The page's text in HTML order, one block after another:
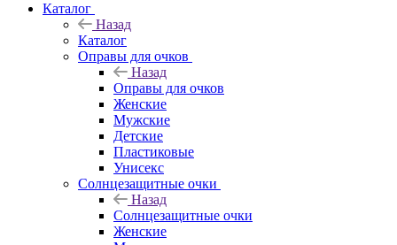
Каталог
Назад
Каталог
Оправы для очков
Назад
Оправы для очков
Женские
Мужские
Детские
Пластиковые
Унисекс
Солнцезащитные очки
Назад
Солнцезащитные очки
Женские